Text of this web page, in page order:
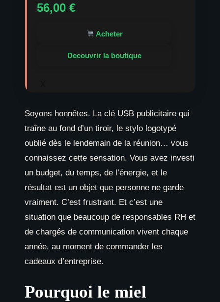
56,00 €
Acheter
Decouvrir la boutique
Soyons honnêtes. La clé USB publicitaire qui
traîne au fond d’un tiroir, le stylo logotypé
oublié dès le lendemain de la réunion… vous
connaissez cette sensation. Vous avez investi
un budget, du temps, de l’énergie, et le
résultat est un objet que personne ne garde
vraiment. C’est frustrant. Et c’est une
situation que beaucoup de responsables RH et
de chargés de communication vivent chaque
année, au moment de commander les
cadeaux d’entreprise.
Pourquoi le miel